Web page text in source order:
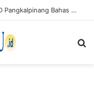
Bukan Seleksi Terbuka, Ini 3 Calon Sekda Babel: Fery Afriyanto, Tarmin dan Darlan